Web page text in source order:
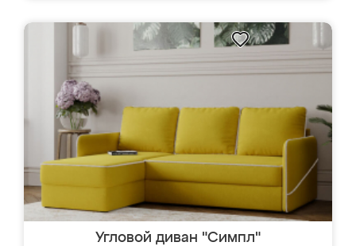
Угловой диван "Симпл"